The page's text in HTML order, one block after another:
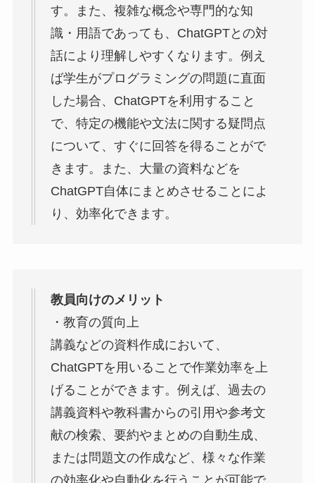
す。また、複雑な概念や専門的な知
識・用語であっても、ChatGPTとの対
話により理解しやすくなります。例え
ば学生がプログラミングの問題に直面
した場合、ChatGPTを利用すること
で、特定の機能や文法に関する疑問点
について、すぐに回答を得ることがで
きます。また、大量の資料などを
ChatGPT自体にまとめさせることによ
り、効率化できます。
教員向けのメリット
・教育の質向上
講義などの資料作成において、
ChatGPTを用いることで作業効率を上
げることができます。例えば、過去の
講義資料や教科書からの引用や参考文
献の検索、要約やまとめの自動生成、
または問題文の作成など、様々な作業